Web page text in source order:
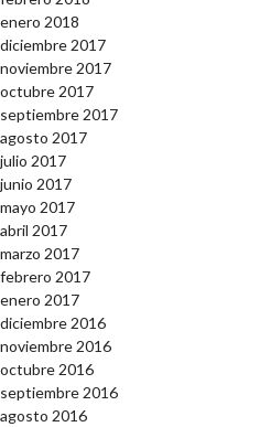
enero 2018
diciembre 2017
noviembre 2017
octubre 2017
septiembre 2017
agosto 2017
julio 2017
junio 2017
mayo 2017
abril 2017
marzo 2017
febrero 2017
enero 2017
diciembre 2016
noviembre 2016
octubre 2016
septiembre 2016
agosto 2016